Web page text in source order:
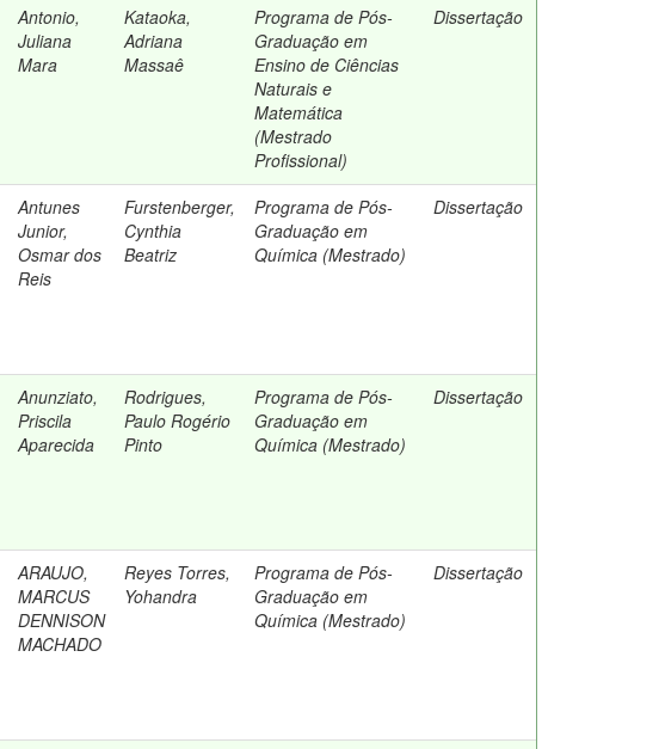
Antonio,
Juliana
Mara
Kataoka,
Adriana
Massaê
Programa de Pós-
Graduação em
Ensino de Ciências
Naturais e
Matemática
(Mestrado
Profissional)
Dissertação
Antunes
Junior,
Osmar dos
Reis
Furstenberger,
Cynthia
Beatriz
Programa de Pós-
Graduação em
Química (Mestrado)
Dissertação
Anunziato,
Priscila
Aparecida
Rodrigues,
Paulo Rogério
Pinto
Programa de Pós-
Graduação em
Química (Mestrado)
Dissertação
ARAUJO,
MARCUS
DENNISON
MACHADO
Reyes Torres,
Yohandra
Programa de Pós-
Graduação em
Química (Mestrado)
Dissertação